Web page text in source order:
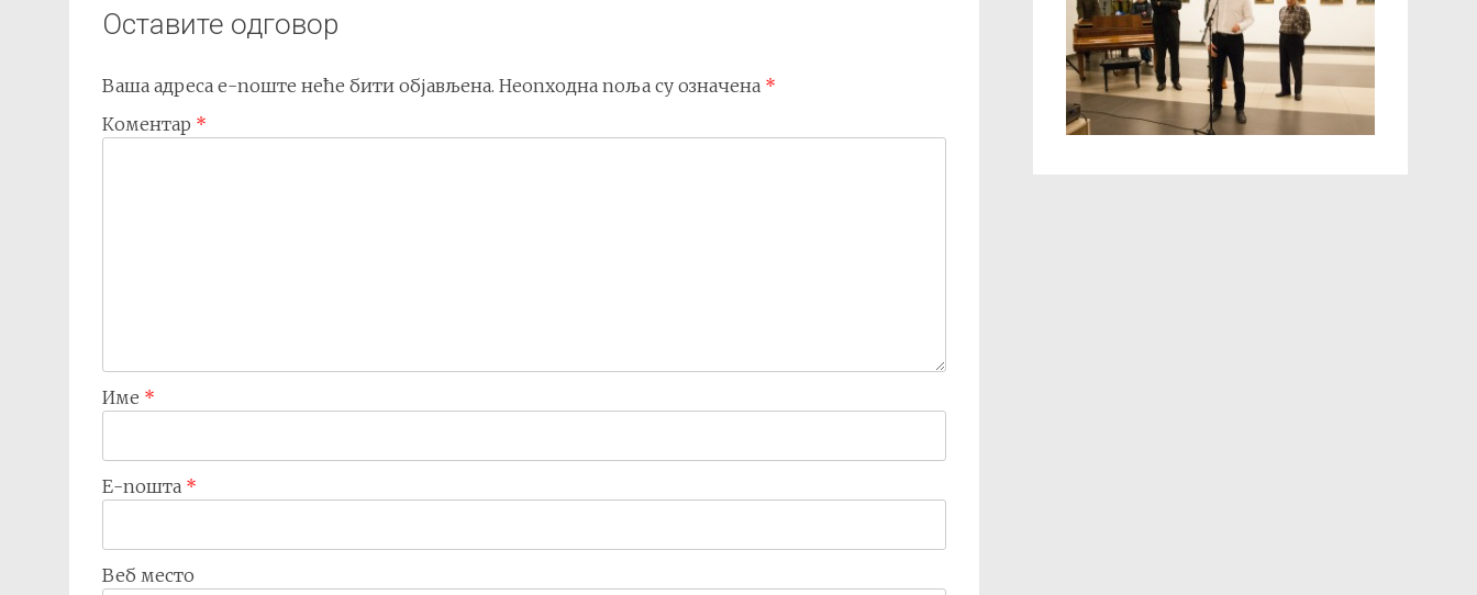
Оставите одговор
Ваша адреса е-поште неће бити објављена. Неопходна поља су означена *
Коментар *
Име *
Е-пошта *
Веб место